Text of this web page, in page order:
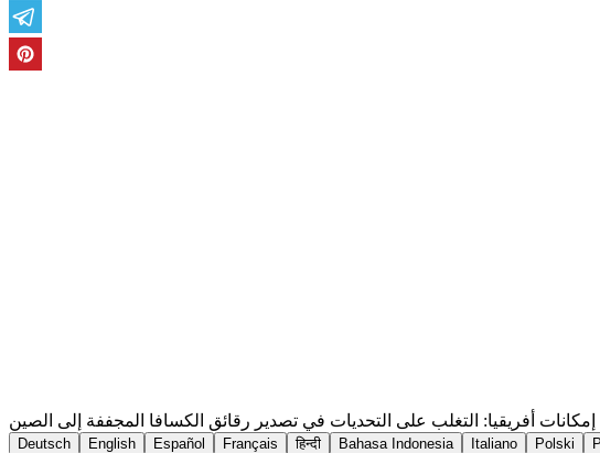
إمكانات أفريقيا: التغلب على التحديات في تصدير رقائق الكسافا المجففة إلى الصين
Deutsch English Español Français हिन्दी Bahasa Indonesia Italiano Polski